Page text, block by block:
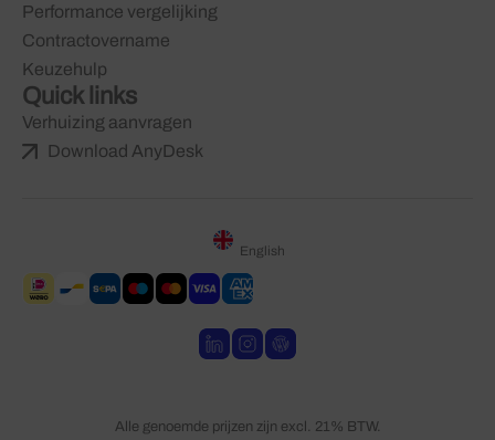
Performance vergelijking
Contractovername
Keuzehulp
Quick links
Verhuizing aanvragen
Download AnyDesk
English
Alle genoemde prijzen zijn excl. 21% BTW.